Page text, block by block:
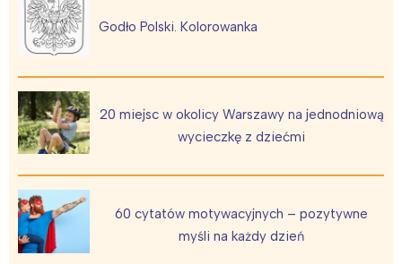
Godło Polski. Kolorowanka
20 miejsc w okolicy Warszawy na jednodniową
wycieczkę z dziećmi
60 cytatów motywacyjnych – pozytywne
myśli na każdy dzień